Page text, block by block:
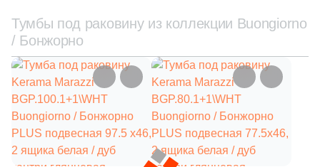
Тумбы под раковину из коллекции Buongiorno
/ Бонжорно